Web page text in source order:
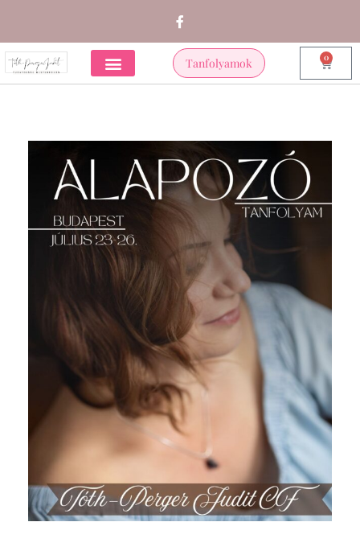
Tanfolyamok 0